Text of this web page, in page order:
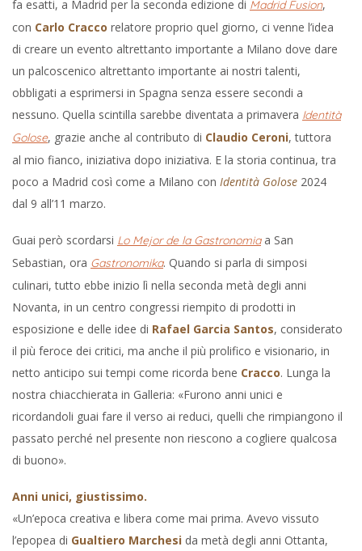
fa esatti, a Madrid per la seconda edizione di Madrid Fusion,
con Carlo Cracco relatore proprio quel giorno, ci venne l’idea
di creare un evento altrettanto importante a Milano dove dare
un palcoscenico altrettanto importante ai nostri talenti,
obbligati a esprimersi in Spagna senza essere secondi a
nessuno. Quella scintilla sarebbe diventata a primavera Identità
Golose, grazie anche al contributo di Claudio Ceroni, tuttora
al mio fianco, iniziativa dopo iniziativa. E la storia continua, tra
poco a Madrid così come a Milano con Identità Golose 2024
dal 9 all’11 marzo.
Guai però scordarsi Lo Mejor de la Gastronomiaa San
Sebastian, ora Gastronomika. Quando si parla di simposi
culinari, tutto ebbe inizio lì nella seconda metà degli anni
Novanta, in un centro congressi riempito di prodotti in
esposizione e delle idee di Rafael Garcia Santos, considerato
il più feroce dei critici, ma anche il più prolifico e visionario, in
netto anticipo sui tempi come ricorda bene Cracco. Lunga la
nostra chiacchierata in Galleria: «Furono anni unici e
ricordandoli guai fare il verso ai reduci, quelli che rimpiangono il
passato perché nel presente non riescono a cogliere qualcosa
di buono».
Anni unici, giustissimo.
«Un’epoca creativa e libera come mai prima. Avevo vissuto
l’epopea di Gualtiero Marchesi da metà degli anni Ottanta,